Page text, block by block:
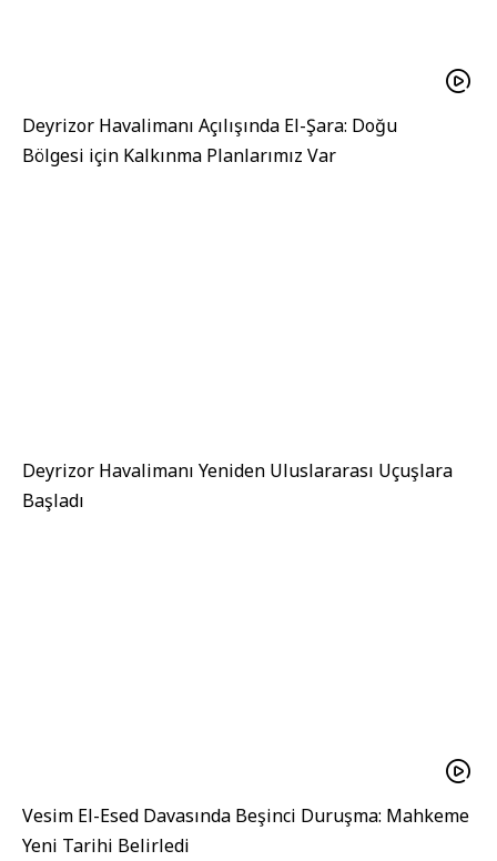
Deyrizor Havalimanı Açılışında El-Şara: Doğu
Bölgesi için Kalkınma Planlarımız Var
Deyrizor Havalimanı Yeniden Uluslararası Uçuşlara
Başladı
Vesim El-Esed Davasında Beşinci Duruşma: Mahkeme
Yeni Tarihi Belirledi